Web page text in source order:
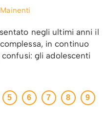
negli ultimi anni il
in continuo
gli adolescenti
5 6 7 8 9